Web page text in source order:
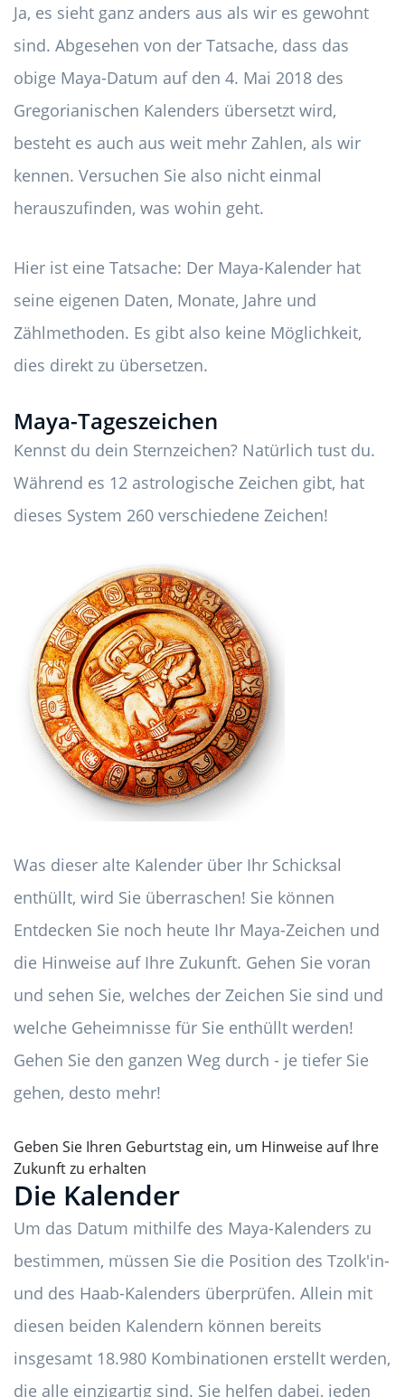
Ja, es sieht ganz anders aus als wir es gewohnt
sind. Abgesehen von der Tatsache, dass das
obige Maya-Datum auf den 4. Mai 2018 des
Gregorianischen Kalenders übersetzt wird,
besteht es auch aus weit mehr Zahlen, als wir
kennen. Versuchen Sie also nicht einmal
herauszufinden, was wohin geht.
Hier ist eine Tatsache: Der Maya-Kalender hat
seine eigenen Daten, Monate, Jahre und
Zählmethoden. Es gibt also keine Möglichkeit,
dies direkt zu übersetzen.
Maya-Tageszeichen
Kennst du dein Sternzeichen? Natürlich tust du.
Während es 12 astrologische Zeichen gibt, hat
dieses System 260 verschiedene Zeichen!
Was dieser alte Kalender über Ihr Schicksal
enthüllt, wird Sie überraschen! Sie können
Entdecken Sie noch heute Ihr Maya-Zeichen und
die Hinweise auf Ihre Zukunft. Gehen Sie voran
und sehen Sie, welches der Zeichen Sie sind und
welche Geheimnisse für Sie enthüllt werden!
Gehen Sie den ganzen Weg durch - je tiefer Sie
gehen, desto mehr!
Geben Sie Ihren Geburtstag ein, um Hinweise auf Ihre
Zukunft zu erhalten
Die Kalender
Um das Datum mithilfe des Maya-Kalenders zu
bestimmen, müssen Sie die Position des Tzolk'in-
und des Haab-Kalenders überprüfen. Allein mit
diesen beiden Kalendern können bereits
insgesamt 18.980 Kombinationen erstellt werden,
die alle einzigartig sind. Sie helfen dabei, jeden